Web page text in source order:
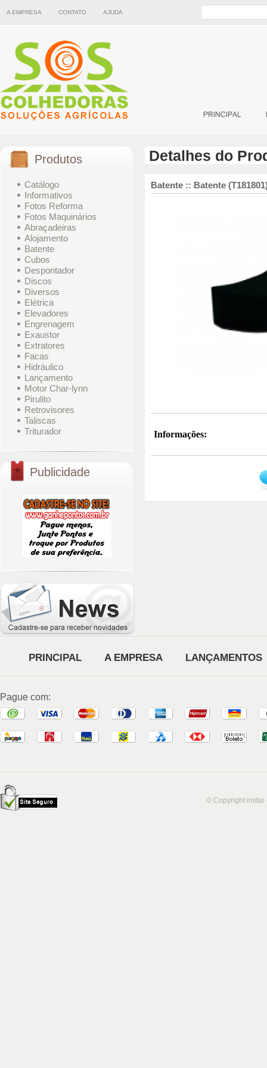
A EMPRESA CONTATO AJUDA
Produtos
Catálogo
Informativos
Fotos Reforma
Fotos Maquinários
Abraçadeiras
Alojamento
Batente
Cubos
Despontador
Discos
Diversos
Elétrica
Elevadores
Engrenagem
Exaustor
Extratores
Facas
Hidráulico
Lançamento
Motor Char-lynn
Pirulito
Retrovisores
Taliscas
Triturador
Publicidade
Detalhes do
Batente :: Batente
Informações:
PRINCIPAL A EMPRESA LANÇAMENTOS
Pague com:
© Copyright instar